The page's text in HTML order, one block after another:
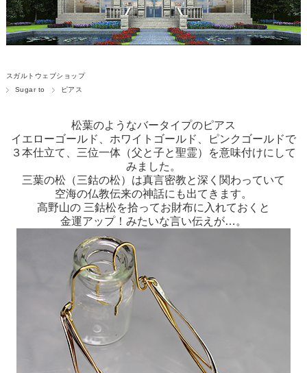
スガルトウェブショップ
Sugar to
ピアス
松葉のようなバータイプのピアス
イエローゴールド、ホワイトゴールド、ピンクゴールドで
３本仕立て、三位一体（父と子と聖霊）を意味付けにして
みました。
三葉の松（三鈷の松）は真言密教と深く関わっていて
空海の仏教伝来の神話にも出てきます。
高野山の 三鈷松を拾ってお財布に入れておくと
金運アップ！みたいな言い伝えが…。